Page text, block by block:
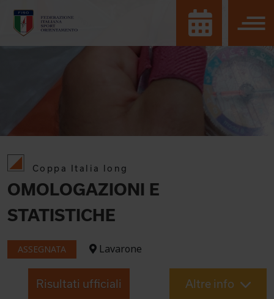
Coppa Italia long
OMOLOGAZIONI E
STATISTICHE
ASSEGNATA Lavarone
Risultati ufficiali Altre info